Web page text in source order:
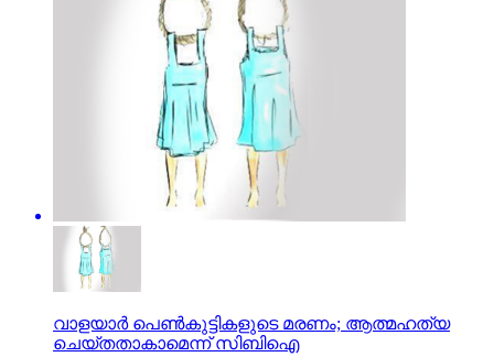
വാളയാര്‍ പെണ്‍കുട്ടികളുടെ മരണം; ആത്മഹത്യ
ചെയ്തതാകാമെന്ന് സിബിഐ